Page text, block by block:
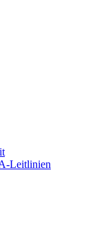
Leitlinien